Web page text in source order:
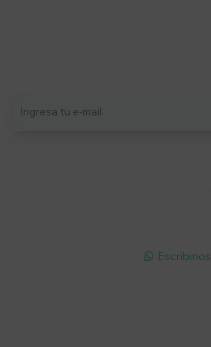
 Escribinos